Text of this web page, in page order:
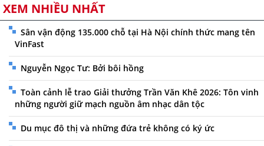
XEM NHIỀU NHẤT
Sân vận động 135.000 chỗ tại Hà Nội chính thức mang tên
VinFast
Nguyễn Ngọc Tư: Bởi bôi hồng
Toàn cảnh lễ trao Giải thưởng Trần Văn Khê 2026: Tôn vinh
những người giữ mạch nguồn âm nhạc dân tộc
Du mục đô thị và những đứa trẻ không có ký ức